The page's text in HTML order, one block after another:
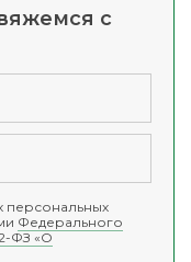
с
персональных
Федерального
ФЗ «О